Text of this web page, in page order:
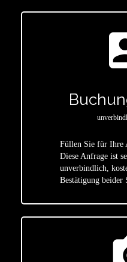
Füllen Sie für Ihre
Diese Anfrage ist
unverbindlich,
Bestätigung beider